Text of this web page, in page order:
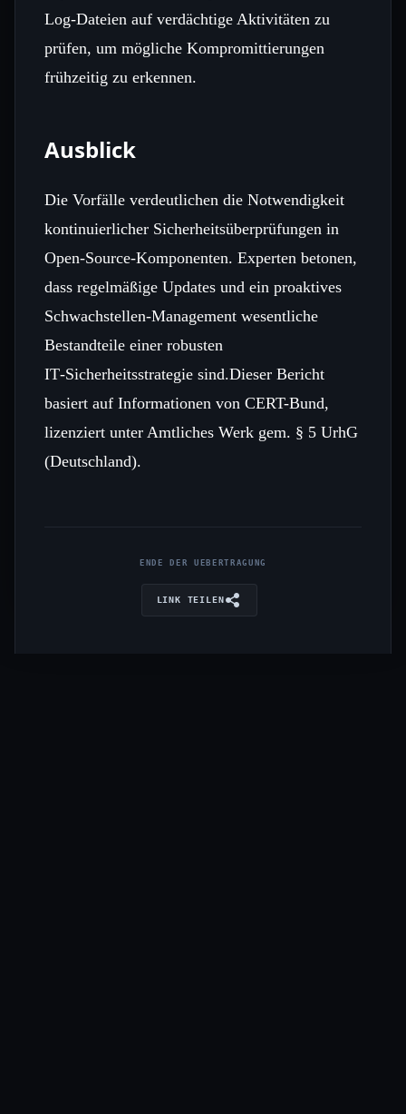
Log‑Dateien auf verdächtige Aktivitäten zu
prüfen, um mögliche Kompromittierungen
frühzeitig zu erkennen.
Ausblick
Die Vorfälle verdeutlichen die Notwendigkeit
kontinuierlicher Sicherheitsüberprüfungen in
Open‑Source‑Komponenten. Experten betonen,
dass regelmäßige Updates und ein proaktives
Schwachstellen‑Management wesentliche
Bestandteile einer robusten
IT‑Sicherheitsstrategie sind.Dieser Bericht
basiert auf Informationen von CERT-Bund,
lizenziert unter Amtliches Werk gem. § 5 UrhG
(Deutschland).
ENDE DER UEBERTRAGUNG
LINK TEILEN